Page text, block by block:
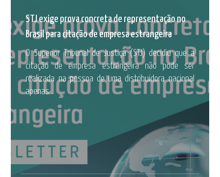
STJ exige prova concreta de representação no
Brasil para citação de empresa estrangeira
O Superior Tribunal de Justiça (STJ) decidiu que a
citação de empresa estrangeira não pode ser
realizada na pessoa de uma distribuidora nacional
apenas...